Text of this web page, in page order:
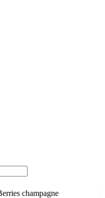
champagne